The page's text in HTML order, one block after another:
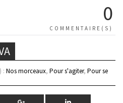
0
COMMENTAIRE(S)
: Nos morceaux, Pour s'agiter, Pour se